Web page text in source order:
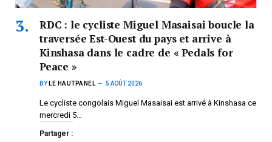
RDC : le cycliste Miguel Masaisai boucle la
traversée Est-Ouest du pays et arrive à
Kinshasa dans le cadre de « Pedals for
Peace »
BY LE HAUTPANEL 5 AOÛT 2026
Le cycliste congolais Miguel Masaisai est arrivé à Kinshasa ce
mercredi 5…
Partager :